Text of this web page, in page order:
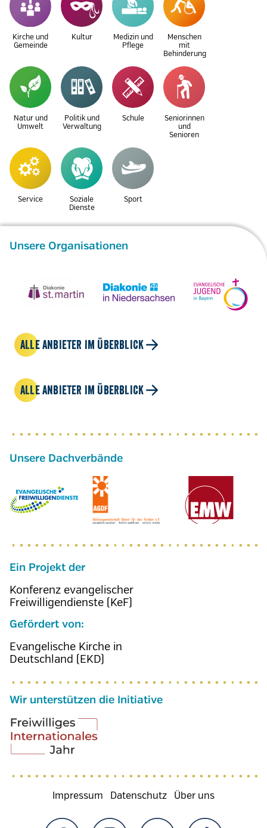
Kirche und
Gemeinde
Kultur
Medizin und
Pflege
Menschen
mit
Behinderung
Natur und
Umwelt
Politik und
Verwaltung
Schule
Seniorinnen
und
Senioren
Service
Soziale
Dienste
Sport
Unsere Organisationen
ALLE ANBIETER IM ÜBERBLICK
ALLE ANBIETER IM ÜBERBLICK
Ein Projekt der
Konferenz evangelischer
Freiwilligendienste (KeF)
Gefördert von:
Evangelische Kirche in
Deutschland (EKD)
Wir unterstützen die Initiative
Fußzeilenmenü
Impressum Datenschutz Über uns